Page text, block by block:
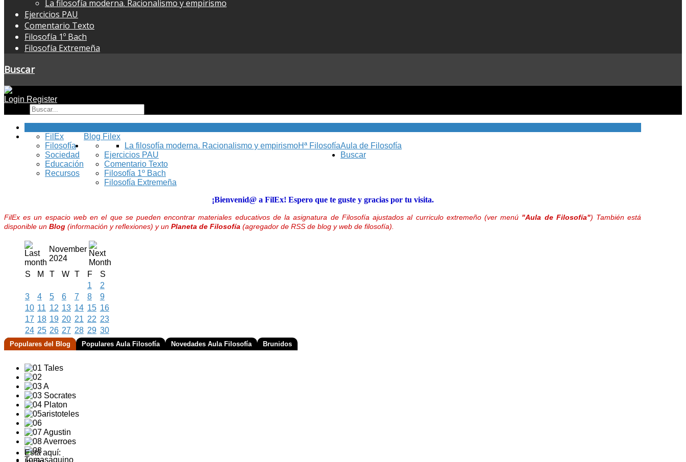
La filosofía moderna. Racionalismo y empirismo
Ejercicios PAU
Comentario Texto
Filosofía 1º Bach
Filosofía Extremeña
Buscar
Login Register
Blog Filex
FilEx
Filosofía
Sociedad
Educación
Recursos
Aula de Filosofía
Hª Filosofía
La filosofía moderna. Racionalismo y empirismo
Ejercicios PAU
Comentario Texto
Filosofía 1º Bach
Filosofía Extremeña
Buscar
¡Bienvenid@ a FilEx! Espero que te guste y gracias por tu visita.
FilEx es un espacio web en el que se pueden encontrar materiales educativos de la asignatura de Filosofía ajustados al curriculo extremeño (ver menú "Aula de Filosofía") También está
disponible un Blog (información y reflexiones) y un Planeta de Filosofía (agregador de RSS de blog y web de filosofía).
November
2024
S
M T W T F
S
1
2
3
4 5 6 7 8
9
10 11 12 13 14 15 16
17 18 19 20 21 22 23
24 25 26 27 28 29 30
Populares del Blog Populares Aula Filosofía Novedades Aula Filosofía Brunidos
Está aquí: